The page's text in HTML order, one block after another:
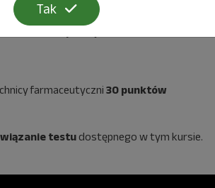
bezpłatny.
farmaceutyczni 30 punktów
testu dostępnego w tym kursie.
Tak